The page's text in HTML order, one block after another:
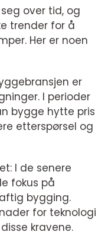
over tid, og
trender for å
Her er noen
er
I perioder
bygge hytte pris
etterspørsel og
I de senere
fokus på
bygging.
for teknologi
kravene.